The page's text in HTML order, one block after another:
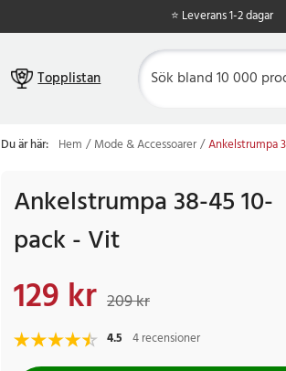
⭐ Leverans 1-2 dagar
Topplistan
Du är här: Hem Mode & Accessoarer Ankelstrumpa
Ankelstrumpa 38-45 10-
pack - Vit
Nuvarande pris
129 kr 209 kr
4.5 4 recensioner